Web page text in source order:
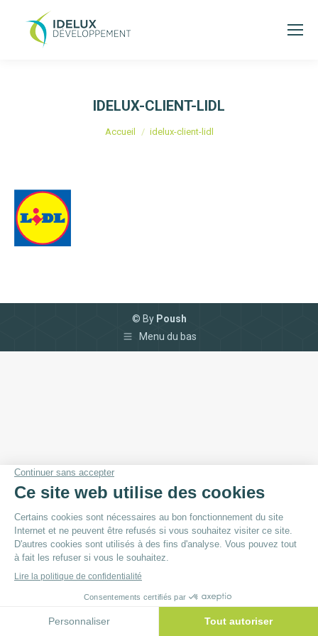
IDELUX-CLIENT-LIDL
Vous êtes ici :
Accueil idelux-client-lidl
© By Poush
Menu du bas